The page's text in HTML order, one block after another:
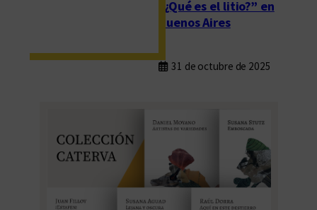
“¿Qué es el litio?” en
Buenos Aires
31 de octubre de 2025